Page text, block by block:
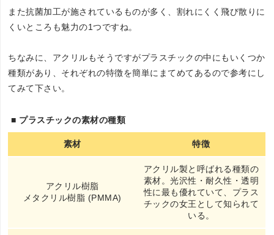
また抗菌加工が施されているものが多く、割れにくく飛び散りに
くいところも魅力の1つですね。
ちなみに、アクリルもそうですがプラスチックの中にもいくつか
種類があり、それぞれの特徴を簡単にまてめてあるので参考にし
てみて下さい。
■ プラスチックの素材の種類
素材 特徴
アクリル樹脂
メタクリル樹脂 (PMMA)
アクリル製と呼ばれる種類の
素材。光沢性・耐久性・透明
性に最も優れていて、プラス
チックの女王として知られて
いる。